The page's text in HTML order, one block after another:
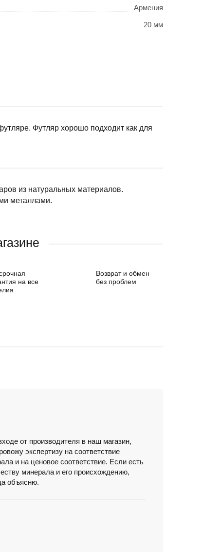
Армения
20 мм
Футляр хорошо подходит как для
из натуральных материалов.
металлами.
на все
Возврат и обмен
без проблем
от производителя в наш магазин,
экспертизу на соответствие
и на ценовое соответствие. Если есть
минерала и его происхождению,
объясню.